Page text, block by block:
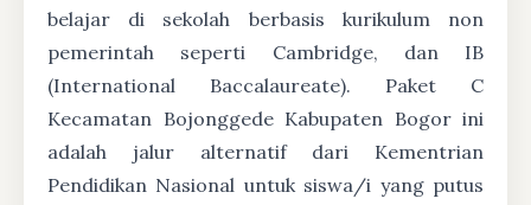
belajar di sekolah berbasis kurikulum non
pemerintah seperti Cambridge, dan IB
(International Baccalaureate). Paket C
Kecamatan Bojonggede Kabupaten Bogor ini
adalah jalur alternatif dari Kementrian
Pendidikan Nasional untuk siswa/i yang putus